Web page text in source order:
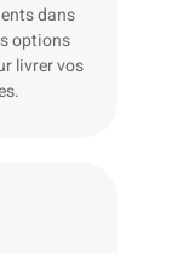
dans
options
livrer vos